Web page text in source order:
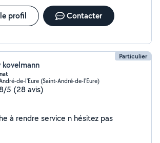
profil Contacter
Particulier
kovelmann
de-l'Eure (Saint-André-de-l'Eure)
5 (28 avis)
à rendre service n hésitez pas